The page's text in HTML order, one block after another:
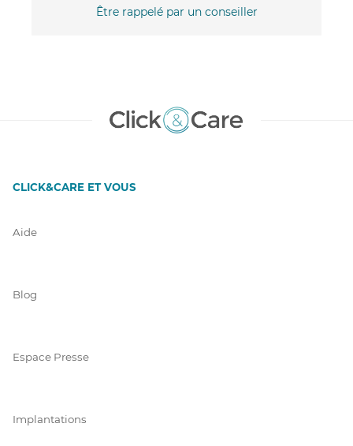
Être rappelé par un conseiller
CLICK&CARE ET VOUS
Aide
Blog
Espace Presse
Implantations